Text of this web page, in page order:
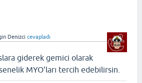
Denizci cevapladı
giderek gemici olarak
MYO'ları tercih edebilirsin.